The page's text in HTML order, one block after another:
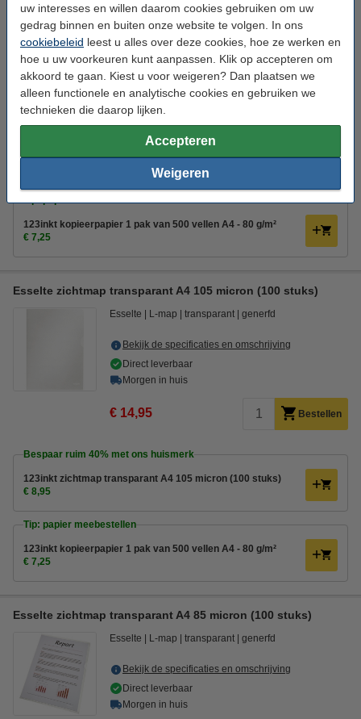
uw interesses en willen daarom cookies gebruiken om uw
gedrag binnen en buiten onze website te volgen. In ons
cookiebeleid leest u alles over deze cookies, hoe ze werken en
hoe u uw voorkeuren kunt aanpassen. Klik op accepteren om
akkoord te gaan. Kiest u voor weigeren? Dan plaatsen we
alleen functionele en analytische cookies en gebruiken we
technieken die daarop lijken.
Accepteren
Weigeren
Bekijk de specificaties en omschrijving
Morgen in huis
€ 3,95 Bestellen
Bespaar ruim30%met ons huismerk
123inkt zichtmap glashelder transparant A4 120 micron (10
stuks)
Tip: papier meebestellen
123inkt kopieerpapier 1 pak van 500 vellen A4 - 80 g/m²
€ 7,25
Esselte zichtmap transparant A4 105 micron (100 stuks)
Esselte L-map transparant generfd
Bekijk de specificaties en omschrijving
Direct leverbaar
Morgen in huis
€ 14,95 Bestellen
Bespaar ruim 40% met ons huismerk
123inkt zichtmap transparant A4 105 micron (100 stuks)
€ 8,95
Tip: papier meebestellen
123inkt kopieerpapier 1 pak van 500 vellen A4 - 80 g/m²
€ 7,25
Esselte zichtmap transparant A4 85 micron (100 stuks)
Esselte L-map transparant generfd
Bekijk de specificaties en omschrijving
Direct leverbaar
Morgen in huis